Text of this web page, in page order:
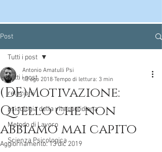
Post
Tutti i post
relazioni
psicologia della vita quotidiana
Metodo di Lavoro
Scienza Psicologica
Tutti i post
(DE)Motivazione:
Quello che non
abbiamo mai capito
Antonio Amatulli Psi
13 ago 2018 Tempo di lettura: 3 min
Aggiornamento:13 dic 2019